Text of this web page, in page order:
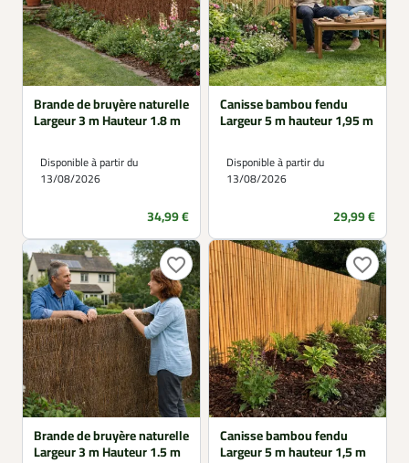
Brande de bruyère naturelle
Largeur 3 m Hauteur 1.8 m
Disponible à partir du
13/08/2026
Prix
34,99 €
Canisse bambou fendu
Largeur 5 m hauteur 1,95 m
Disponible à partir du
13/08/2026
Prix
29,99 €
favorite_border
Brande de bruyère naturelle
Largeur 3 m Hauteur 1.5 m
favorite_border
Canisse bambou fendu
Largeur 5 m hauteur 1,5 m